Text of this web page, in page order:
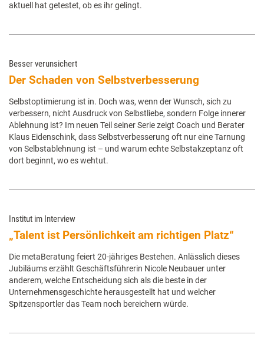
aktuell hat getestet, ob es ihr gelingt.
Besser verunsichert
Der Schaden von Selbstverbesserung
Selbstoptimierung ist in. Doch was, wenn der Wunsch, sich zu
verbessern, nicht Ausdruck von Selbstliebe, sondern Folge innerer
Ablehnung ist? Im neuen Teil seiner Serie zeigt Coach und Berater
Klaus Eidenschink, dass Selbstverbesserung oft nur eine Tarnung
von Selbstablehnung ist – und warum echte Selbstakzeptanz oft
dort beginnt, wo es wehtut.
Institut im Interview
„Talent ist Persönlichkeit am richtigen Platz“
Die metaBeratung feiert 20-jähriges Bestehen. Anlässlich dieses
Jubiläums erzählt Geschäftsführerin Nicole Neubauer unter
anderem, welche Entscheidung sich als die beste in der
Unternehmensgeschichte herausgestellt hat und welcher
Spitzensportler das Team noch bereichern würde.